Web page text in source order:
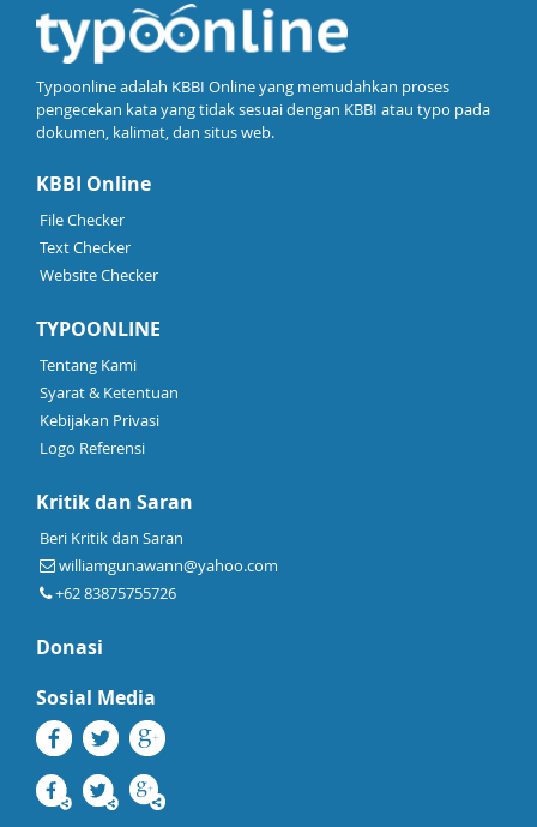
Typoonline adalah KBBI Online yang memudahkan proses
pengecekan kata yang tidak sesuai dengan KBBI atau typo pada
dokumen, kalimat, dan situs web.
KBBI Online
File Checker
Text Checker
Website Checker
TYPOONLINE
Tentang Kami
Syarat & Ketentuan
Kebijakan Privasi
Logo Referensi
Kritik dan Saran
Beri Kritik dan Saran
williamgunawann@yahoo.com
+62 83875755726
Donasi
Sosial Media